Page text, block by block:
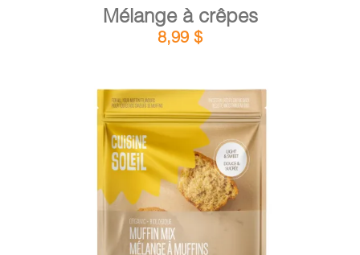
Mélange à crêpes
8,99 $
AJOUTER AU PANIER